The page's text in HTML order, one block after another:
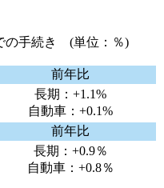
の手続き (単位：％)
前年比
長期：+1.1%
自動車：+0.1%
前年比
長期：+0.9％
自動車：+0.8％